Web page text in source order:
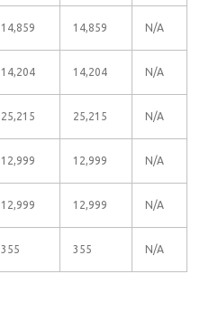
14,859 14,859 N/A
14,204 14,204 N/A
25,215 25,215 N/A
12,999 12,999 N/A
12,999 12,999 N/A
355 355 N/A